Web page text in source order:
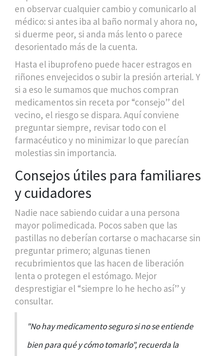
en observar cualquier cambio y comunicarlo al
médico: si antes iba al baño normal y ahora no,
si duerme peor, si anda más lento o parece
desorientado más de la cuenta.
Hasta el ibuprofeno puede hacer estragos en
riñones envejecidos o subir la presión arterial. Y
si a eso le sumamos que muchos compran
medicamentos sin receta por “consejo” del
vecino, el riesgo se dispara. Aquí conviene
preguntar siempre, revisar todo con el
farmacéutico y no minimizar lo que parecían
molestias sin importancia.
Consejos útiles para familiares
y cuidadores
Nadie nace sabiendo cuidar a una persona
mayor polimedicada. Pocos saben que las
pastillas no deberían cortarse o machacarse sin
preguntar primero; algunas tienen
recubrimientos que las hacen de liberación
lenta o protegen el estómago. Mejor
desprestigiar el “siempre lo he hecho así” y
consultar.
"No hay medicamento seguro si no se entiende
bien para qué y cómo tomarlo", recuerda la